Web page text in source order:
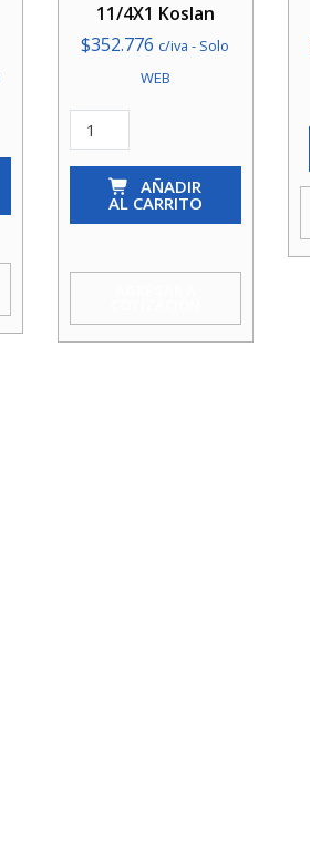
11/4X1 Koslan
$352.776 c/iva - Solo
WEB
Bomba
Pedr.
220V
Koslan
AÑADIR
AL CARRITO